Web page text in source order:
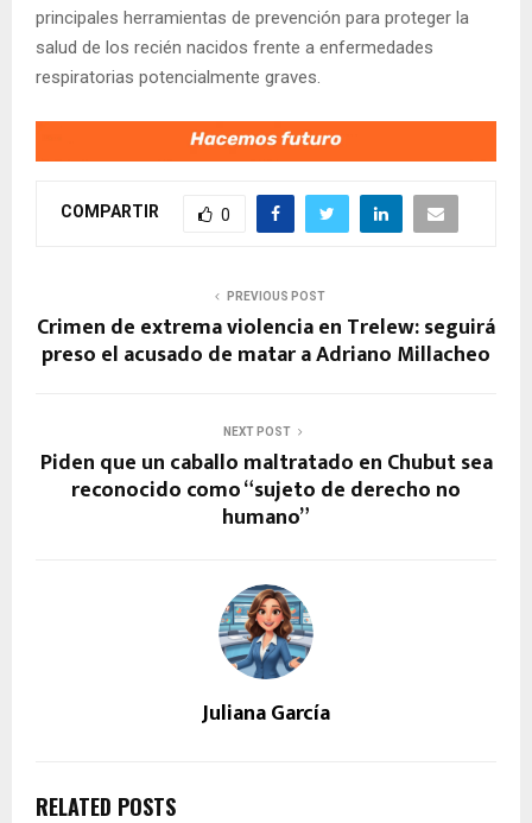
principales herramientas de prevención para proteger la
salud de los recién nacidos frente a enfermedades
respiratorias potencialmente graves.
COMPARTIR 0
PREVIOUS POST
Crimen de extrema violencia en Trelew: seguirá
preso el acusado de matar a Adriano Millacheo
NEXT POST
Piden que un caballo maltratado en Chubut sea
reconocido como “sujeto de derecho no
humano”
Juliana García
RELATED POSTS